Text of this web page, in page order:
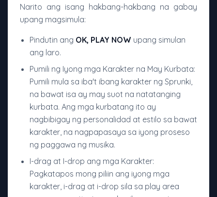
Narito ang isang hakbang-hakbang na gabay
upang magsimula:
Pindutin ang OK, PLAY NOW upang simulan
ang laro.
Pumili ng Iyong mga Karakter na May Kurbata:
Pumili mula sa iba't ibang karakter ng Sprunki,
na bawat isa ay may suot na natatanging
kurbata. Ang mga kurbatang ito ay
nagbibigay ng personalidad at estilo sa bawat
karakter, na nagpapasaya sa iyong proseso
ng paggawa ng musika.
I-drag at I-drop ang mga Karakter:
Pagkatapos mong piliin ang iyong mga
karakter, i-drag at i-drop sila sa play area